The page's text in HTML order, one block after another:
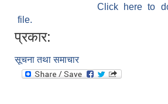
Click here to
file.
प्रकार:
सूचना तथा समाचार